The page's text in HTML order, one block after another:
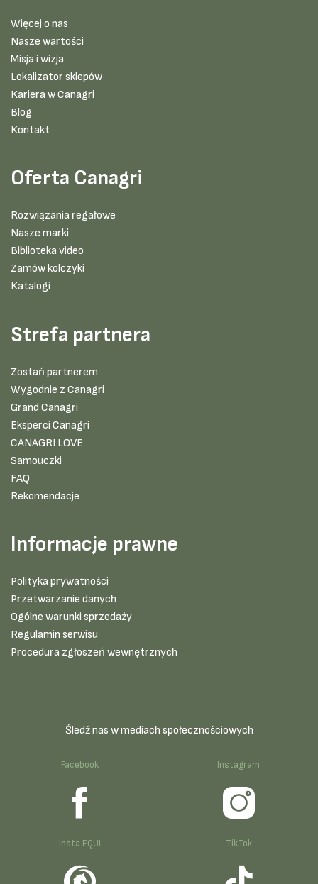
Więcej o nas
Nasze wartości
Misja i wizja
Lokalizator sklepów
Kariera w Canagri
Blog
Kontakt
Oferta Canagri
Rozwiązania regałowe
Nasze marki
Biblioteka video
Zamów kolczyki
Katalogi
Strefa partnera
Zostań partnerem
Wygodnie z Canagri
Grand Canagri
Eksperci Canagri
CANAGRI LOVE
Samouczki
FAQ
Rekomendacje
Informacje prawne
Polityka prywatności
Przetwarzanie danych
Ogólne warunki sprzedaży
Regulamin serwisu
Procedura zgłoszeń wewnętrznych
Śledź nas w mediach społecznościowych
Facebook Instagram
Insta EQUI TikTok